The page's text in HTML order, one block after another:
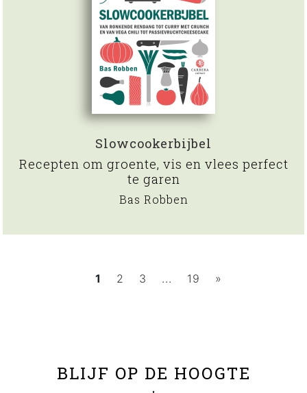
Slowcookerbijbel
Recepten om groente, vis en vlees perfect
te garen
Bas Robben
1 2 3 ... 19 »
BLIJF OP DE HOOGTE